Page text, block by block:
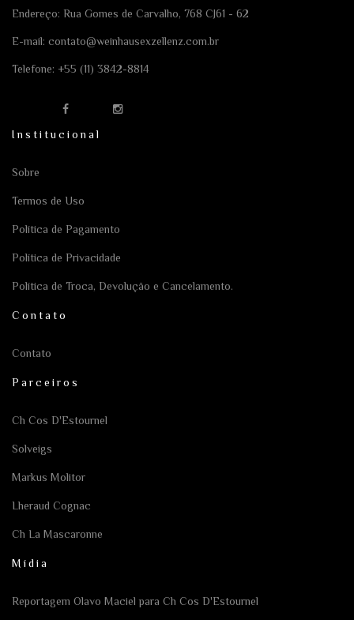
Endereço: Rua Gomes de Carvalho, 768 CJ61 - 62
E-mail: contato@weinhausexzellenz.com.br
Telefone: +55 (11) 3842-8814
Institucional
Sobre
Termos de Uso
Política de Pagamento
Política de Privacidade
Política de Troca, Devolução e Cancelamento.
Contato
Contato
Parceiros
Ch Cos D'Estournel
Solveigs
Markus Molitor
Lheraud Cognac
Ch La Mascaronne
Mídia
Reportagem Olavo Maciel para Ch Cos D'Estournel